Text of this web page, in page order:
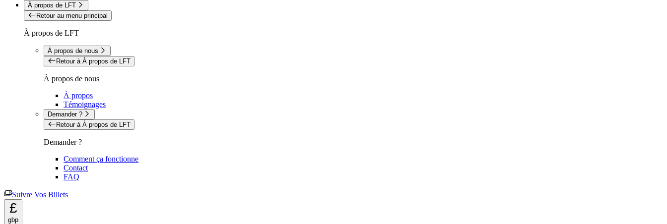
À propos de LFT
Retour au menu principal
À propos de LFT
À propos de nous
Retour à À propos de LFT
À propos de nous
À propos
Témoignages
Demander ?
Retour à À propos de LFT
Demander ?
Comment ça fonctionne
Contact
FAQ
Suivre Vos Billets
£
gbp